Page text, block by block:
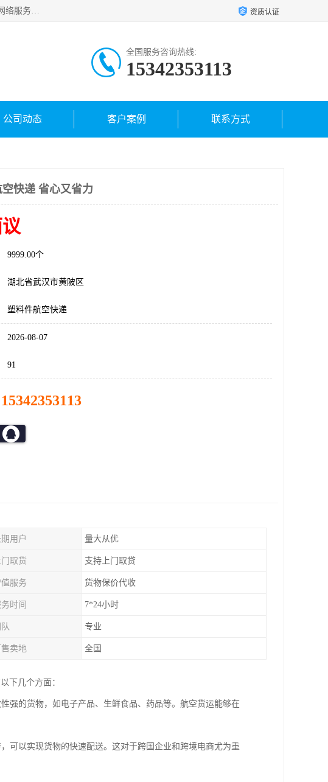
武汉本泰航空服务有限公司，专业服务航空托运普通包裹，信件资料，食品，服装，快消品等运输的专线空运，完善的网络服务确保为客户提供准确、*、安全的“门对门”服务，本着“诚信为本、精诚合作”的服务宗旨.“以安全运输为保障，以运价合理要求市场”的经营理念。武汉机场货运、武汉航空物流、武汉空运、武汉天河国际机场东方、南方、国际航空、机场空运业务覆盖国内二三线机场城市，如：武汉-敦煌、武汉-柳州等 资质认证
全国服务咨询热线:
15342353113
公司动态 客户案例 联系方式
快递 省心又省力
9999.00个
湖北省武汉市黄陂区
塑料件航空快递
2026-08-07
91
15342353113
用户 量大从优
门取货 支持上门取贷
服务 货物保价代收
时间 7*24小时
队 专业
售卖地 全国
下几个方面：
强的货物，如电子产品、生鲜食品、药品等。航空货运能够在
可以实现货物的快速配送。这对于跨国企业和跨境电商尤为重